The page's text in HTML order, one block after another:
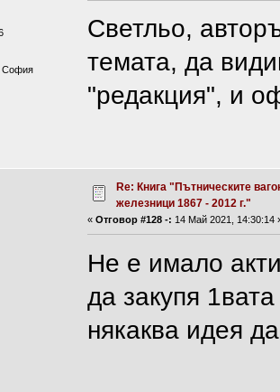
София
Светльо,
темата, да
"редакция", и
Re: Книга "Пътническите
железници 1867 - 2012 г."
«Отговор #128 -: 14 Май 2021, 14:30:14
Не е имало
да закупя
някаква идея